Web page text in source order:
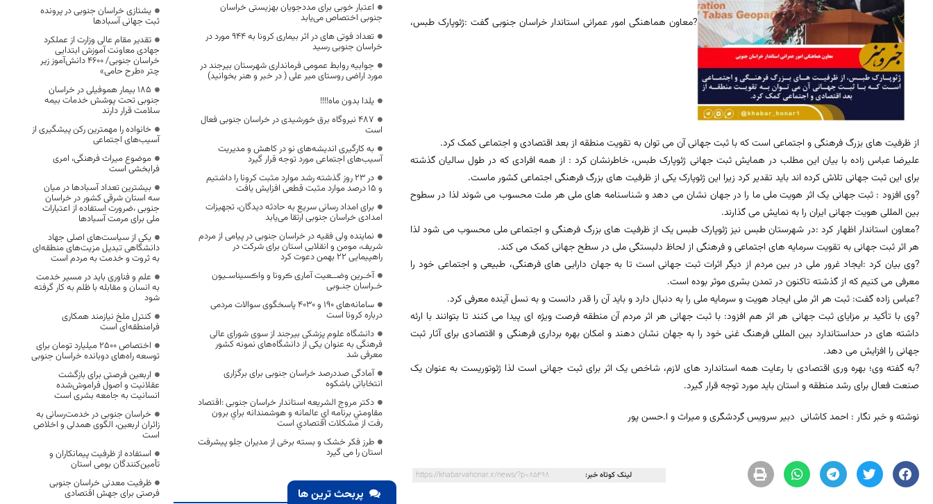
?معاون هماهنگی امور عمرانی استاندار خراسان جنوبی گفت :ژئوپارک طبس،
از ظرفیت های بزرگ فرهنگی و اجتماعی است که با ثبت جهانی آن می توان به تقویت منطقه از بعد اقتصادی و اجتماعی کمک کرد.
علیرضا عباس زاده با بیان این مطلب در همایش ثبت جهانی ژئوپارک طبس، خاطرنشان کرد : از همه افرادی که در طول سالیان گذشته
برای این ثبت جهانی تلاش کرده اند باید تقدیر کرد زیرا این ژئوپارک یکی از ظرفیت های بزرگ فرهنگی اجتماعی کشور ماست.
?وی افزود : ثبت جهانی یک اثر هویت ملی ما را در جهان نشان می دهد و شناسنامه های ملی هر ملت محسوب می شوند لذا در سطوح
بین المللی هویت جهانی ایران را به نمایش می گذارند.
?معاون استاندار اظهار کرد :در شهرستان طبس نیز ژئوپارک طبس یک از ظرفیت های بزرگ فرهنگی و اجتماعی ملی محسوب می شود لذا
هر اثر ثبت جهانی به تقویت سرمایه های اجتماعی و فرهنگی از لحاظ دلبستگی ملی در سطح جهانی کمک می کند.
?وی بیان کرد :ایجاد غرور ملی در بین مردم از دیگر اثرات ثبت جهانی است تا به جهان دارایی های فرهنگی، طبیعی و اجتماعی خود را
معرفی می کنیم که از گذشته تاکنون در تمدن بشری موثر بوده است.
?عباس زاده گفت: ثبت هر اثر ملی ایجاد هویت و سرمایه ملی را به دنبال دارد و باید آن را قدر دانست و به نسل آینده معرفی کرد.
?وی با تأکید بر مزایای ثبت جهانی هر اثر هم افزود: با ثبت جهانی هر اثر مردم آن منطقه فرصت ویژه ای پیدا می کنند تا بتوانند با ارئه
داشته های در حداستاندارد بین المللی فرهنگ غنی خود را به جهان نشان دهند و امکان بهره برداری فرهنگی و اقتصادی برای آثار ثبت
جهانی را افزایش می دهد.
?به گفته وی؛ بهره وری اقتصادی با رعایت همه استاندارد های لازم، شاخص یک اثر برای ثبت جهانی است لذا ژئوتوریست به عنوان یک
صنعت فعال برای رشد منطقه و استان باید مورد توجه قرار گیرد.
نوشته و خبر نگار : احمد کاشانی دبیر سرویس گردشگری و میراث و ا.حسن پور
لینک کوتاه خبر: https://khabarvahonar.ir/news/?p=85498
اعتبار خوبی برای مددجویان بهزیستی خراسان
جنوبی اختصاص می‌یابد
تعداد فوتی های در اثر بیماری کرونا به 944 مورد در
خراسان جنوبی رسید
جوابیه روابط عمومی فرمانداری شهرستان بیرجند در
مورد اراضی روستای میر علی ( در خبر و هنر بخوانید)
یلدا بدون ماه!!!!
۴۸۷ نیروگاه برق خورشیدی در خراسان جنوبی فعال
است
به کارگیری اندیشه‌های نو در کاهش و مدیریت
آسیب‌های اجتماعی مورد توجه قرار گیرد
در ۲۳ روز گذشته رشد موارد مثبت کرونا را داشتیم
و ۱۵ درصد موارد مثبت قطعی افزایش یافت
برای امداد رسانی سریع به حادثه دیدگان، تجهیزات
امدادی خراسان جنوبی ارتقا می‌یابد
نماینده ولی فقیه در خراسان جنوبی در پیامی از مردم
شریف، مومن و انقلابی استان برای شرکت در
راهپیمایی 22 بهمن دعوت کرد
آخـرین وضــعیت آماری ڪرونا و واڪسیناسـیون
خـراسان جنـوبی
سامانه‌های ۱۹۰ و ۴۰۳۰ پاسخگوی سوالات مردمی
درباره کرونا است
دانشگاه علوم پزشکی بیرجند از سوی شورای عالی
فرهنگی به عنوان یکی از دانشگاه‌های نمونه کشور
معرفی شد
آمادگی صددرصد خراسان جنوبی برای برگزاری
انتخاباتی باشکوه
دکتر مروج الشریعه استاندار خراسان جنوبی :اقتصاد
مقاومتي برنامه اي عالمانه و هوشمندانه براي برون
رفت از مشكلات اقتصادي است
طرز فکر خشک و بسته برخی از مدیران جلو پیشرفت
استان را می گیرد
پربحث ترین ها
یشتازی خراسان جنوبی در پرونده
ثبت جهانی آسبادها
تقدیر مقام عالی وزارت از عملکرد
جهادی معاونت آموزش ابتدایی
خراسان جنوبی/ ۴۶۰۰ دانش‌آموز زیر
چتر «طرح حامی»
۱۸۵ بیمار هموفیلی در خراسان
جنوبی تحت پوشش خدمات بیمه
سلامت قرار دارند
خانواده را مهمترین رکن پیشگیری از
آسیب‌های اجتماعی
موضوع میراث فرهنگی، امری
فرابخشی است
بیشترین تعداد آسبادها در میان
سه استان شرقی کشور در خراسان
جنوبی ،ضرورت استفاده از اعتبارات
ملی برای مرمت آسبادها
یکی از سیاست‌های اصلی جهاد
دانشگاهی تبدیل مزیت‌های منطقه‌ای
به ثروت و خدمت به مردم است
علم و فناوری باید در مسیر خدمت
به انسان و مقابله با ظلم به کار گرفته
شود
کنترل ملخ نیازمند همکاری
فرامنطقه‌ای است
اختصاص 2500 میلیارد تومان برای
توسعه راه‌های دوبانده خراسان جنوبی
اربعین فرصتی برای بازگشت
عقلانیت و اصول فراموش‌شده
انسانیت به جامعه بشری است
خراسان جنوبی در خدمت‌رسانی به
زائران اربعین، الگوی همدلی و اخلاص
است
استفاده از ظرفیت پیمانکاران و
تأمین‌کنندگان بومی استان
ظرفیت معدنی خراسان جنوبی
فرصتی برای جهش اقتصادی